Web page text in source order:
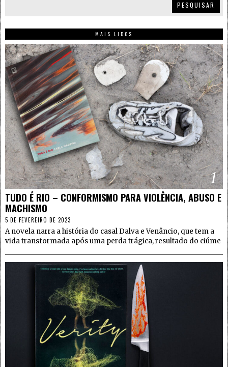
PESQUISAR
MAIS LIDOS
1
TUDO É RIO – CONFORMISMO PARA VIOLÊNCIA, ABUSO E
MACHISMO
5 DE FEVEREIRO DE 2023
A novela narra a história do casal Dalva e Venâncio, que tem a
vida transformada após uma perda trágica, resultado do ciúme